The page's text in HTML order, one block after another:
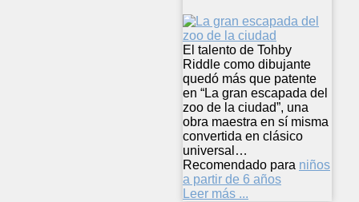
El talento de Tohby
Riddle como dibujante
quedó más que patente
en “La gran escapada del
zoo de la ciudad”, una
obra maestra en sí misma
convertida en clásico
universal…
Recomendado para niños
a partir de 6 años
Leer más ...